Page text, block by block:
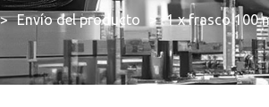
Envío del producto 1 x frasco 100